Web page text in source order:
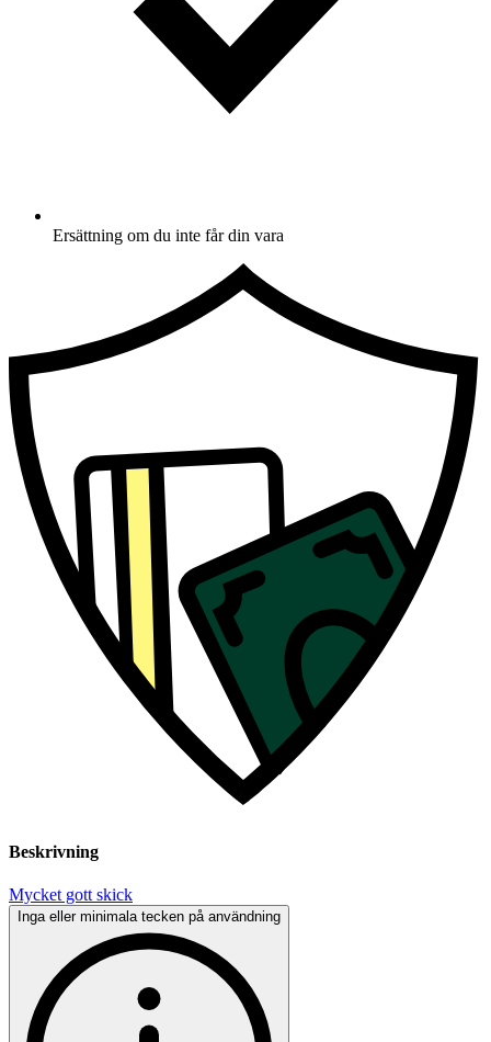
Ersättning om du inte får din vara
Beskrivning
Mycket gott skick
Inga eller minimala tecken på användning